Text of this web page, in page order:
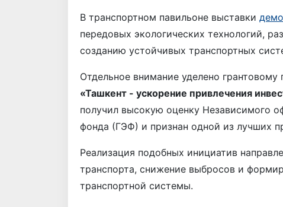
В транспортном павильоне выставки
передовых экологических технологий,
созданию устойчивых транспортных
Отдельное внимание уделено
«Ташкент - ускорение привлечения
получил высокую оценку Независимого
фонда (ГЭФ) и признан одной из лучших
Реализация подобных инициатив
транспорта, снижение выбросов и
транспортной системы.